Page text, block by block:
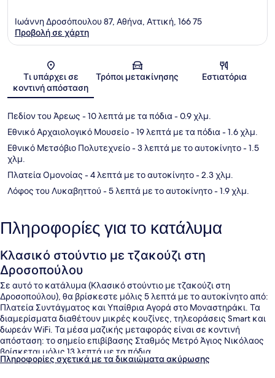
Χάρτης
Ιωάννη Δροσόπουλου 87, Αθήνα, Αττική, 166 75
Προβολή σε χάρτη
Τι υπάρχει σε
κοντινή απόσταση
Τρόποι μετακίνησης Εστιατόρια
Πεδίον του Άρεως - 10 λεπτά με τα πόδια- 0.9 χλμ.
Εθνικό Αρχαιολογικό Μουσείο- 19 λεπτά με τα πόδια- 1.6 χλμ.
Εθνικό Μετσόβιο Πολυτεχνείο- 3 λεπτά με το αυτοκίνητο- 1.5
χλμ.
Πλατεία Ομονοίας - 4 λεπτά με το αυτοκίνητο- 2.3 χλμ.
Λόφος του Λυκαβηττού - 5 λεπτά με το αυτοκίνητο- 1.9 χλμ.
Πληροφορίες για το κατάλυμα
Κλασικό στούντιο με τζακούζι στη
Δροσοπούλου
Σε αυτό το κατάλυμα (Κλασικό στούντιο με τζακούζι στη
Δροσοπούλου), θα βρίσκεστε μόλις 5 λεπτά με το αυτοκίνητο από:
Πλατεία Συντάγματος και Υπαίθρια Αγορά στο Μοναστηράκι. Τα
διαμερίσματα διαθέτουν μικρές κουζίνες, τηλεοράσεις Smart και
δωρεάν WiFi. Τα μέσα μαζικής μεταφοράς είναι σε κοντινή
απόσταση: το σημείο επιβίβασης Σταθμός Μετρό Άγιος Νικόλαος
βρίσκεται μόλις 13 λεπτά με τα πόδια.
Πληροφορίες σχετικά με τα δικαιώματα ακύρωσης